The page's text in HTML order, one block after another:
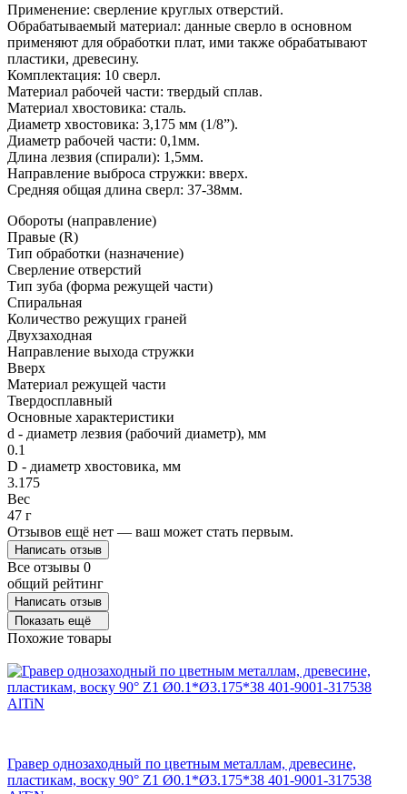
Применение: сверление круглых отверстий.
Обрабатываемый материал: данные сверло в основном
применяют для обработки плат, ими также обрабатывают
пластики, древесину.
Комплектация: 10 сверл.
Материал рабочей части: твердый сплав.
Материал хвостовика: сталь.
Диаметр хвостовика: 3,175 мм (1/8”).
Диаметр рабочей части: 0,1мм.
Длина лезвия (спирали): 1,5мм.
Направление выброса стружки: вверх.
Средняя общая длина сверл: 37-38мм.
Обороты (направление)
Правые (R)
Тип обработки (назначение)
Сверление отверстий
Тип зуба (форма режущей части)
Спиральная
Количество режущих граней
Двухзаходная
Направление выхода стружки
Вверх
Материал режущей части
Твердосплавный
Основные характеристики
d - диаметр лезвия (рабочий диаметр), мм
0.1
D - диаметр хвостовика, мм
3.175
Вес
47 г
Отзывов ещё нет — ваш может стать первым.
Написать отзыв
Все отзывы 0
общий рейтинг
Написать отзыв
Показать ещё
Похожие товары
Гравер однозаходный по цветным металлам, древесине,
пластикам, воску 90° Z1 Ø0.1*Ø3.175*38 401-9001-317538